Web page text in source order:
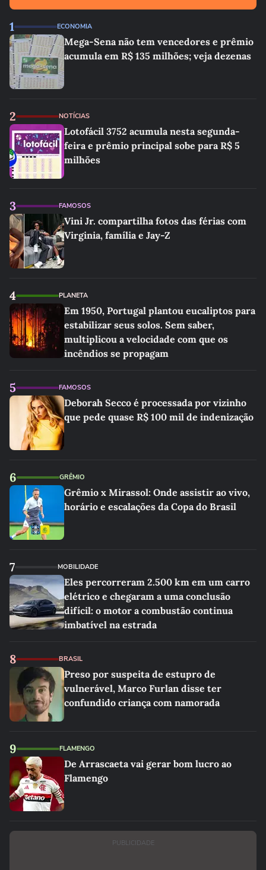
1 ECONOMIA
Mega-Sena não tem vencedores e prêmio
acumula em R$ 135 milhões; veja dezenas
2 NOTÍCIAS
Lotofácil 3752 acumula nesta segunda-
feira e prêmio principal sobe para R$ 5
milhões
3 FAMOSOS
Vini Jr. compartilha fotos das férias com
Virginia, família e Jay-Z
4 PLANETA
Em 1950, Portugal plantou eucaliptos para
estabilizar seus solos. Sem saber,
multiplicou a velocidade com que os
incêndios se propagam
5 FAMOSOS
Deborah Secco é processada por vizinho
que pede quase R$ 100 mil de indenização
6 GRÊMIO
Grêmio x Mirassol: Onde assistir ao vivo,
horário e escalações da Copa do Brasil
7 MOBILIDADE
Eles percorreram 2.500 km em um carro
elétrico e chegaram a uma conclusão
difícil: o motor a combustão continua
imbatível na estrada
8 BRASIL
Preso por suspeita de estupro de
vulnerável, Marco Furlan disse ter
confundido criança com namorada
9 FLAMENGO
De Arrascaeta vai gerar bom lucro ao
Flamengo
PUBLICIDADE